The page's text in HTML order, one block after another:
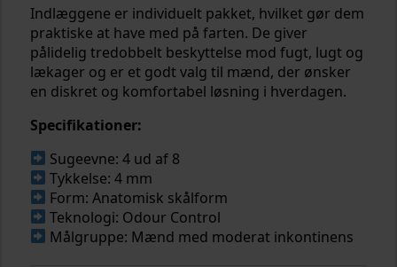
Indlæggene er individuelt pakket, hvilket gør dem
praktiske at have med på farten. De giver
pålidelig tredobbelt beskyttelse mod fugt, lugt og
lækager og er et godt valg til mænd, der ønsker
en diskret og komfortabel løsning i hverdagen.
Specifikationer:
Sugeevne: 4 ud af 8
Tykkelse: 4 mm
Form: Anatomisk skålform
Teknologi: Odour Control
Målgruppe: Mænd med moderat inkontinens